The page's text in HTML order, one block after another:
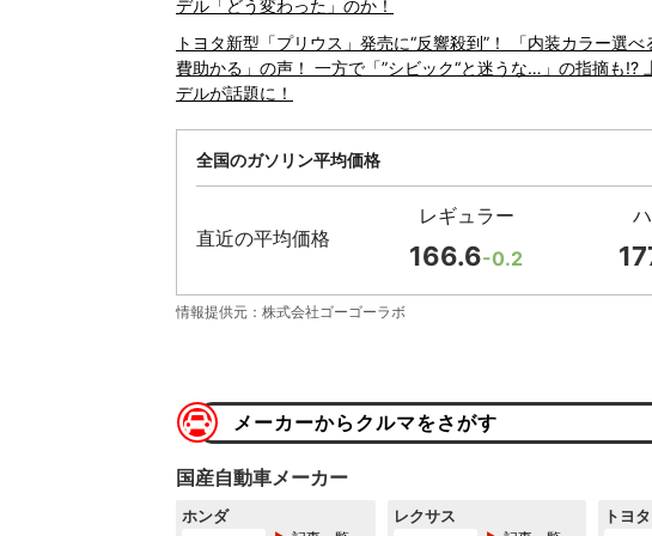
デル「どう変わった」のか！
トヨタ新型「プリウス」発売に“反響殺到”！ 「内装カラー選
費助かる」の声！ 一方で「”シビック“と迷うな…」の指摘も!?
デルが話題に！
全国のガソリン平均価格
直近の平均価格
レギュラー
166.6-0.2
情報提供元：株式会社ゴーゴーラボ
メーカーからクルマをさがす
国産自動車メーカー
ホンダ レクサス トヨタ